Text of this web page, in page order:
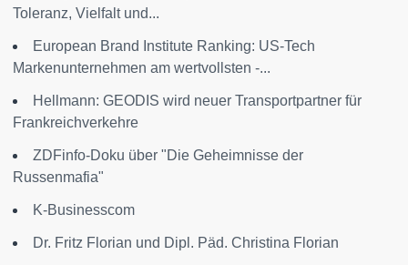
Toleranz, Vielfalt und...
European Brand Institute Ranking: US-Tech
Markenunternehmen am wertvollsten -...
Hellmann: GEODIS wird neuer Transportpartner für
Frankreichverkehre
ZDFinfo-Doku über "Die Geheimnisse der
Russenmafia"
K-Businesscom
Dr. Fritz Florian und Dipl. Päd. Christina Florian